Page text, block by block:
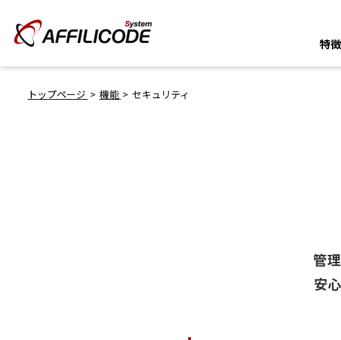
特徴
トップページ 機能 セキュリティ
管
安